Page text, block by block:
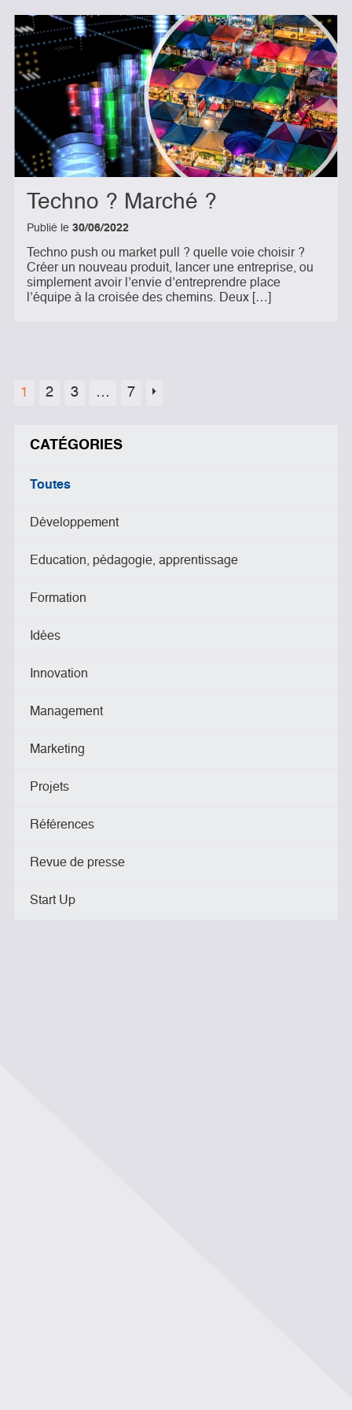
CATÉGORIES
Toutes
Développement
Education, pédagogie, apprentissage
Formation
Idées
Innovation
Management
Marketing
Projets
Références
Revue de presse
Start Up
Techno ? Marché ?
Publié le 30/06/2022
Techno push ou market pull ? quelle voie choisir ?
Créer un nouveau produit, lancer une entreprise, ou
simplement avoir l’envie d’entreprendre place
l’équipe à la croisée des chemins. Deux […]
1 2 3 … 7